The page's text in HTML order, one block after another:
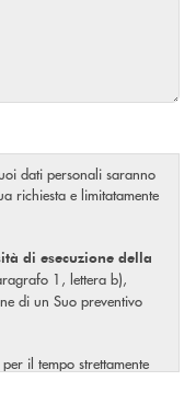
dati personali saranno
richiesta e limitatamente
di esecuzione della
1, lettera b),
di un Suo preventivo
il tempo strettamente